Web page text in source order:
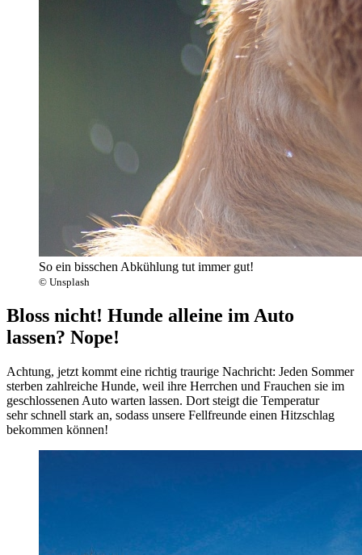
So ein bisschen Abkühlung tut immer gut!
© Unsplash
Bloss nicht! Hunde alleine im Auto
lassen? Nope!
Achtung, jetzt kommt eine richtig traurige Nachricht: Jeden Sommer
sterben zahlreiche Hunde, weil ihre Herrchen und Frauchen sie im
geschlossenen Auto warten lassen. Dort steigt die Temperatur
sehr schnell stark an, sodass unsere Fellfreunde einen Hitzschlag
bekommen können!